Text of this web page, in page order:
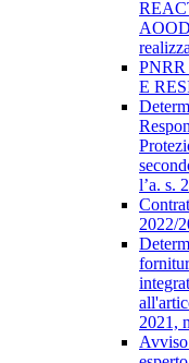
E
l’a. s.
2022/
2021,
Avviso